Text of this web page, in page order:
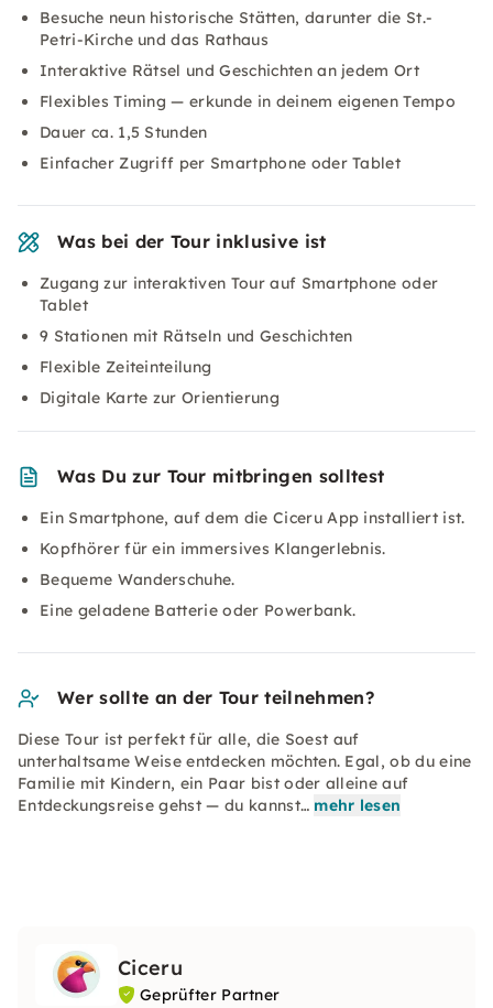
Besuche neun historische Stätten, darunter die St.-
Petri-Kirche und das Rathaus
Interaktive Rätsel und Geschichten an jedem Ort
Flexibles Timing — erkunde in deinem eigenen Tempo
Dauer ca. 1,5 Stunden
Einfacher Zugriff per Smartphone oder Tablet
Was bei der Tour inklusive ist
Zugang zur interaktiven Tour auf Smartphone oder
Tablet
9 Stationen mit Rätseln und Geschichten
Flexible Zeiteinteilung
Digitale Karte zur Orientierung
Was Du zur Tour mitbringen solltest
Ein Smartphone, auf dem die Ciceru App installiert ist.
Kopfhörer für ein immersives Klangerlebnis.
Bequeme Wanderschuhe.
Eine geladene Batterie oder Powerbank.
Wer sollte an der Tour teilnehmen?
Diese Tour ist perfekt für alle, die Soest auf
unterhaltsame Weise entdecken möchten. Egal, ob du eine
Familie mit Kindern, ein Paar bist oder alleine auf
Entdeckungsreise gehst — du kannst… mehr lesen
Ciceru
Geprüfter Partner